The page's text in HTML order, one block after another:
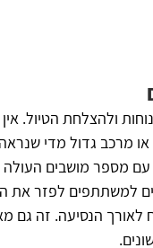
ולהצלחת הטיול.
מרכב גדול מדי שנראה
עם מספר מושבים
למשתתפים לפזר את
לאורך הנסיעה. זה גם